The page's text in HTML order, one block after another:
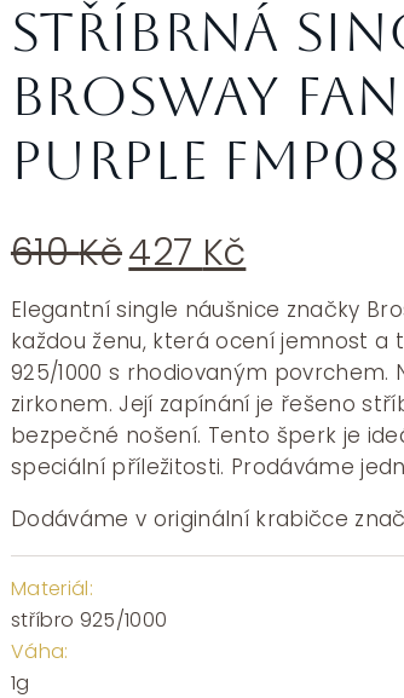
Stříbrná
Brosway
Purple
610KčPůvodní
cena
byla:
610 Kč.
427 Kč
cena
je:
427 Kč.
Elegantní single náušnice značky
každou ženu, která ocení jemnost
925/1000 s rhodiovaným
zirkonem. Její zapínání je řešeno
bezpečné nošení. Tento šperk je
speciální příležitosti. Prodáváme
Dodáváme v originální krabičce
Materiál:
stříbro 925/1000
Váha:
1g